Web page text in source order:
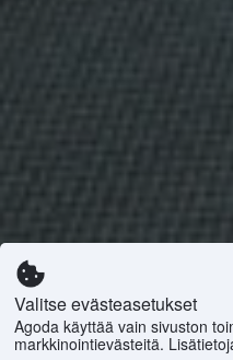
Valitse evästeasetukset
Agoda käyttää vain sivuston
markkinointievästeitä.